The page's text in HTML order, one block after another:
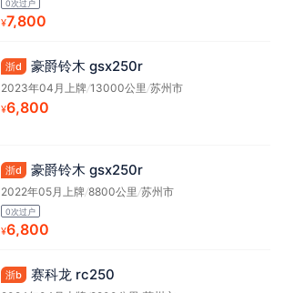
0次过户
¥7,800
浙d 豪爵铃木 gsx250r
2023年04月上牌/13000公里/苏州市
¥6,800
浙d 豪爵铃木 gsx250r
2022年05月上牌/8800公里/苏州市
0次过户
¥6,800
浙b 赛科龙 rc250